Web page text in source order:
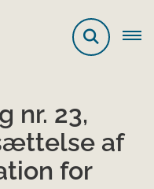
nr. 23,
af
for